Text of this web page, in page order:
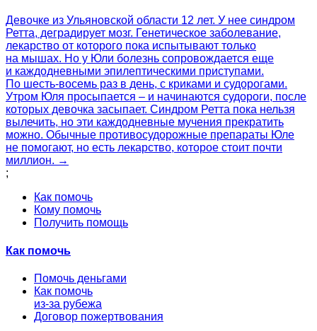
Девочке из Ульяновской области 12 лет. У нее синдром
Ретта, деградирует мозг. Генетическое заболевание,
лекарство от которого пока испытывают только
на мышах. Но у Юли болезнь сопровождается еще
и каждодневными эпилептическими приступами.
По шесть-восемь раз в день, с криками и судорогами.
Утром Юля просыпается – и начинаются судороги, после
которых девочка засыпает. Синдром Ретта пока нельзя
вылечить, но эти каждодневные мучения прекратить
можно. Обычные противосудорожные препараты Юле
не помогают, но есть лекарство, которое стоит почти
миллион. →
;
Как помочь
Кому помочь
Получить помощь
Как помочь
Помочь деньгами
Как помочь
из-за рубежа
Договор пожертвования